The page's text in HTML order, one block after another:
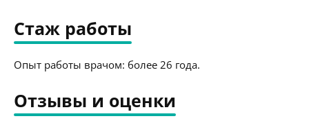
Стаж работы
Опыт работы врачом: более 26 года.
Отзывы и оценки